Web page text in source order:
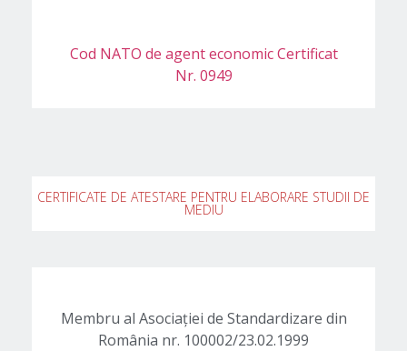
Cod NATO de agent economic Certificat
Nr. 0949​
CERTIFICATE DE ATESTARE PENTRU ELABORARE STUDII DE
MEDIU
Membru al Asociaţiei de Standardizare din
România nr. 100002/23.02.1999​